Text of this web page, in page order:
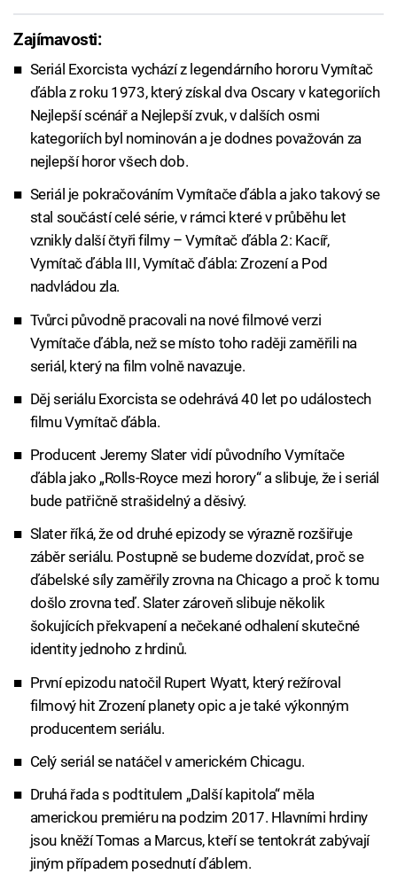
Zajímavosti:
Seriál Exorcista vychází z legendárního hororu Vymítač
ďábla z roku 1973, který získal dva Oscary v kategoriích
Nejlepší scénář a Nejlepší zvuk, v dalších osmi
kategoriích byl nominován a je dodnes považován za
nejlepší horor všech dob.
Seriál je pokračováním Vymítače ďábla a jako takový se
stal součástí celé série, v rámci které v průběhu let
vznikly další čtyři filmy – Vymítač ďábla 2: Kacíř,
Vymítač ďábla III, Vymítač ďábla: Zrození a Pod
nadvládou zla.
Tvůrci původně pracovali na nové filmové verzi
Vymítače ďábla, než se místo toho raději zaměřili na
seriál, který na film volně navazuje.
Děj seriálu Exorcista se odehrává 40 let po událostech
filmu Vymítač ďábla.
Producent Jeremy Slater vidí původního Vymítače
ďábla jako „Rolls-Royce mezi horory“ a slibuje, že i seriál
bude patřičně strašidelný a děsivý.
Slater říká, že od druhé epizody se výrazně rozšiřuje
záběr seriálu. Postupně se budeme dozvídat, proč se
ďábelské síly zaměřily zrovna na Chicago a proč k tomu
došlo zrovna teď. Slater zároveň slibuje několik
šokujících překvapení a nečekané odhalení skutečné
identity jednoho z hrdinů.
První epizodu natočil Rupert Wyatt, který režíroval
filmový hit Zrození planety opic a je také výkonným
producentem seriálu.
Celý seriál se natáčel v americkém Chicagu.
Druhá řada s podtitulem „Další kapitola“ měla
americkou premiéru na podzim 2017. Hlavními hrdiny
jsou kněží Tomas a Marcus, kteří se tentokrát zabývají
jiným případem posednutí ďáblem.